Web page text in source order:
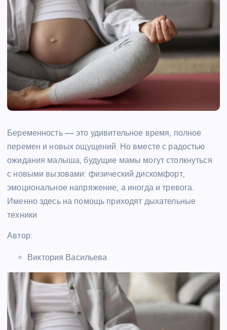
Беременность — это удивительное время, полное
перемен и новых ощущений. Но вместе с радостью
ожидания малыша, будущие мамы могут столкнуться
с новыми вызовами: физический дискомфорт,
эмоциональное напряжение, а иногда и тревога.
Именно здесь на помощь приходят дыхательные
техники.
Автор:
Виктория Васильева